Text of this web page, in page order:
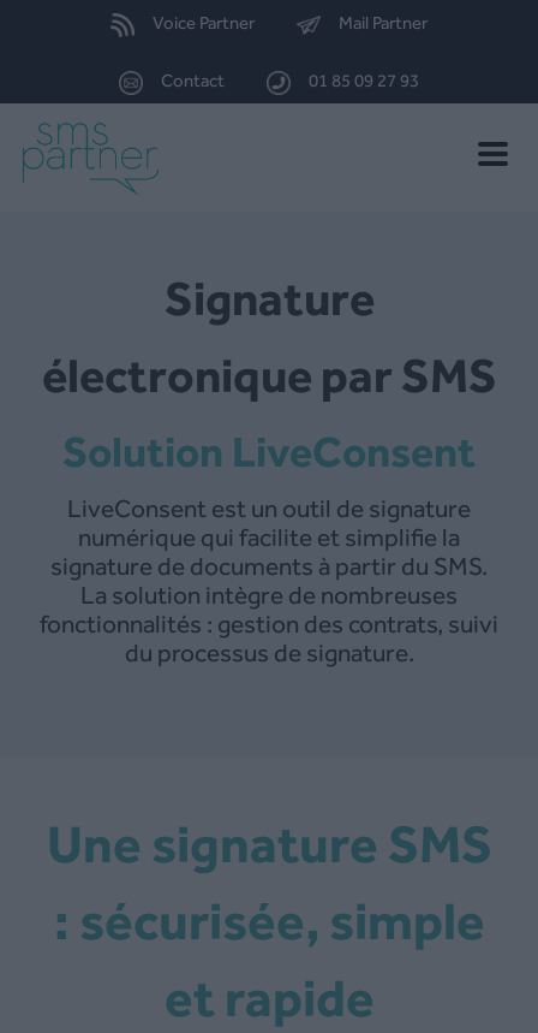
Voice Partner Mail Partner
Contact 01 85 09 27 93
Toggle
Signature
électronique par SMS
Solution LiveConsent
LiveConsent est un outil de signature
numérique qui facilite et simplifie la
signature de documents à partir du SMS.
La solution intègre de nombreuses
fonctionnalités : gestion des contrats, suivi
du processus de signature.
Une signature SMS
: sécurisée, simple
et rapide